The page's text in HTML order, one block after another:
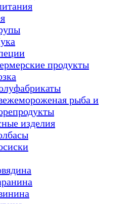
продукты
рыба и
изделия